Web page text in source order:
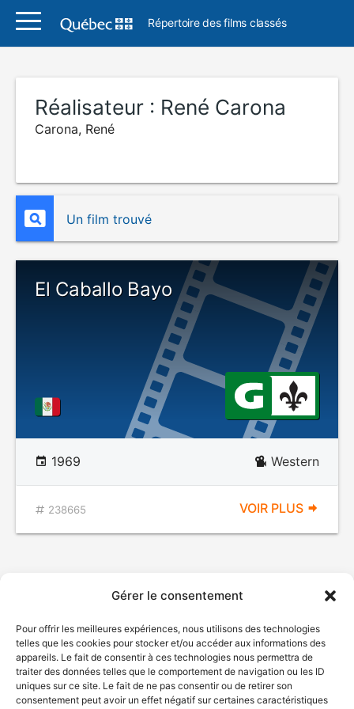
Gérer le consentement
Pour offrir les meilleures expériences, nous utilisons des technologies
telles que les cookies pour stocker et/ou accéder aux informations des
appareils. Le fait de consentir à ces technologies nous permettra de
traiter des données telles que le comportement de navigation ou les ID
uniques sur ce site. Le fait de ne pas consentir ou de retirer son
consentement peut avoir un effet négatif sur certaines caractéristiques
Répertoire des films classés
Réalisateur : René Carona
Carona, René
Un film trouvé
El Caballo Bayo
1969 Western
238665 VOIR PLUS